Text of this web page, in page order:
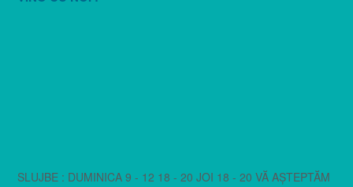
SLUJBE : DUMINICA 9 - 12 18 - 20 JOI 18 - 20 VĂ AȘTEPTĂM